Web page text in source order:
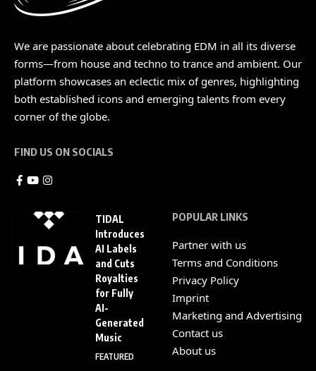
We are passionate about celebrating EDM in all its diverse
forms—from house and techno to trance and ambient. Our
platform showcases an eclectic mix of genres, highlighting
both established icons and emerging talents from every
corner of the globe.
FIND US ON SOCIALS
TIDAL
Introduces
AI Labels
and Cuts
Royalties
for Fully
AI-
Generated
Music
FEATURED
POPULAR LINKS
Partner with us
Terms and Conditions
Privacy Policy
Imprint
Marketing and Advertising
Contact us
About us